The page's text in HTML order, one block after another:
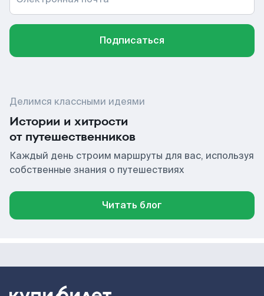
Подписаться
Делимся классными идеями
Истории и хитрости
от путешественников
Каждый день строим маршруты для вас, используя
собственные знания о путешествиях
Читать блог